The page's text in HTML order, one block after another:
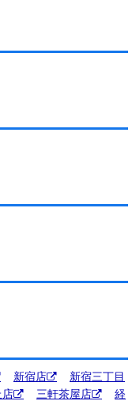
新宿店
新宿三丁目
店 三軒茶屋店
経